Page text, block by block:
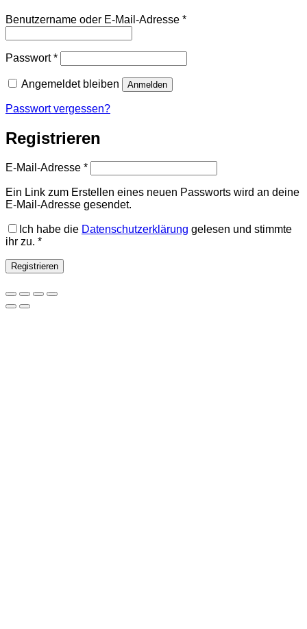
Benutzername oder E-Mail-Adresse *Erforderlich
Passwort*Erforderlich
Angemeldet bleiben Anmelden
Passwort vergessen?
Registrieren
E-Mail-Adresse *Erforderlich
Ein Link zum Erstellen eines neuen Passworts wird an deine
E-Mail-Adresse gesendet.
Ich habe die Datenschutzerklärung gelesen und stimmte
ihr zu. *
Registrieren